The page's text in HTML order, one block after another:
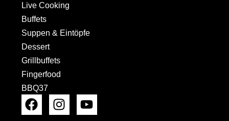
Live Cooking
Buffets
Suppen & Eintöpfe
Dessert
Grillbuffets
Fingerfood
BBQ37